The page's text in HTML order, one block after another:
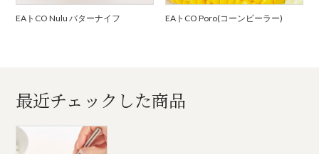
EAトCO Nulu バターナイフ EAトCO Poro(コーンピーラー)
最近チェックした商品